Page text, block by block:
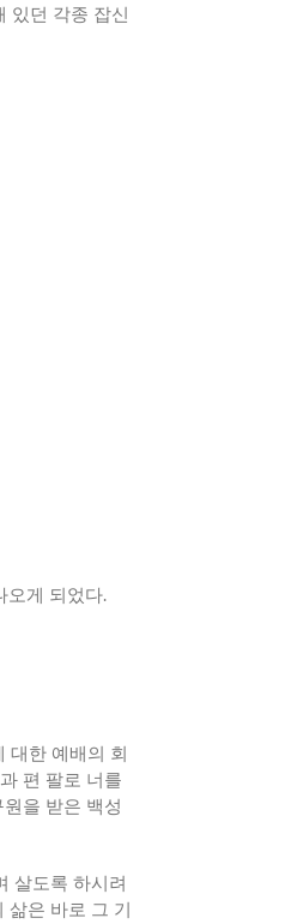
있던 각종 잡신
오게 되었다.
대한 예배의 회
편 팔로 너를
을 받은 백성
살도록 하시려
삶은 바로 그 기